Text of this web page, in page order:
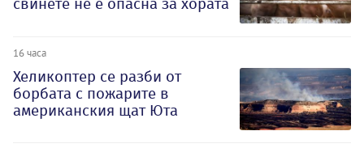
16 часа
Хеликоптер се разби от
борбата с пожарите в
американския щат Юта